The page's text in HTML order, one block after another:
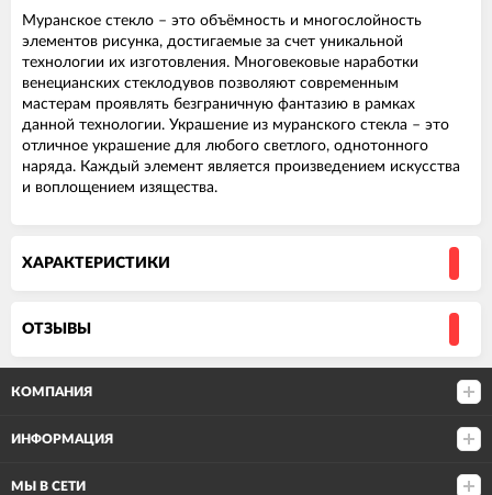
Муранское стекло – это объёмность и многослойность
элементов рисунка, достигаемые за счет уникальной
технологии их изготовления. Многовековые наработки
венецианских стеклодувов позволяют современным
мастерам проявлять безграничную фантазию в рамках
данной технологии. Украшение из муранского стекла – это
отличное украшение для любого светлого, однотонного
наряда. Каждый элемент является произведением искусства
и воплощением изящества.
ХАРАКТЕРИСТИКИ
ОТЗЫВЫ
КОМПАНИЯ
ИНФОРМАЦИЯ
МЫ В СЕТИ